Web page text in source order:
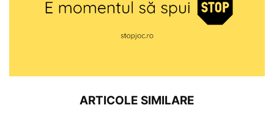
ARTICOLE SIMILARE